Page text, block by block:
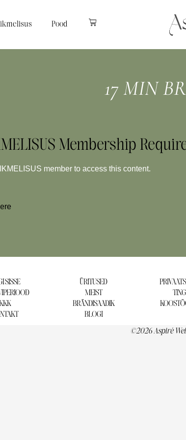
Pood
17 MIN
Membership
member to access this content.
SISSE
KKK
ÜRITUSED
MEIST
BRÄNDISAADIK
BLOGI
©2026 Aspiré